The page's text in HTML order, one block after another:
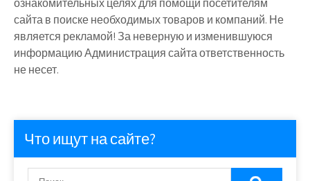
ознакомительных целях для помощи посетителям
сайта в поиске необходимых товаров и компаний. Не
является рекламой! За неверную и изменившуюся
информацию Администрация сайта ответственность
не несет.
Что ищут на сайте?